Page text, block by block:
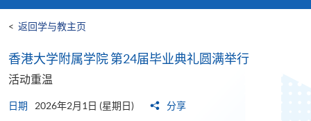
< 返回学与教主页
香港大学附属学院 第24届毕业典礼圆满举行
活动重温
日期 2026年2月1日 (星期日) 分享